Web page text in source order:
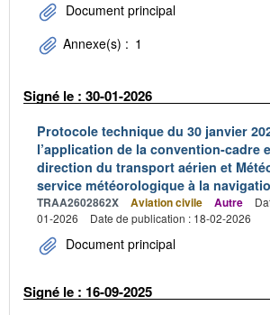
Document principal
Annexe(s) : 1
Signé le : 30-01-2026
Protocole technique du 30 janvier
l’application de la convention-cadre
direction du transport aérien et
service météorologique à la
TRAA2602862X Aviation civile Autre
01-2026
Date de publication : 18-02-2026
Document principal
Signé le : 16-09-2025